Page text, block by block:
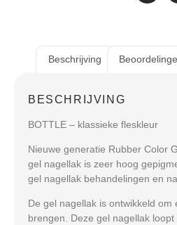
Beschrijving
BESCHRIJVING
BOTTLE – klassieke fleskleur
Nieuwe generatie Rubber Color
gel nagellak is zeer hoog
gel nagellak behandelingen en
De gel nagellak is ontwikkeld om
brengen. Deze gel nagellak